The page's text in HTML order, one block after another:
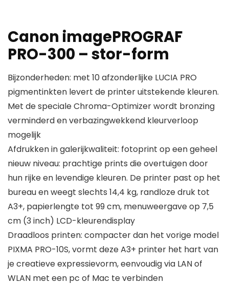
Canon imagePROGRAF
PRO-300 – stor-form
Bijzonderheden: met 10 afzonderlijke LUCIA PRO
pigmentinkten levert de printer uitstekende kleuren.
Met de speciale Chroma-Optimizer wordt bronzing
verminderd en verbazingwekkend kleurverloop
mogelijk
Afdrukken in galerijkwaliteit: fotoprint op een geheel
nieuw niveau: prachtige prints die overtuigen door
hun rijke en levendige kleuren. De printer past op het
bureau en weegt slechts 14,4 kg, randloze druk tot
A3+, papierlengte tot 99 cm, menuweergave op 7,5
cm (3 inch) LCD-kleurendisplay
Draadloos printen: compacter dan het vorige model
PIXMA PRO-10S, vormt deze A3+ printer het hart van
je creatieve expressievorm, eenvoudig via LAN of
WLAN met een pc of Mac te verbinden